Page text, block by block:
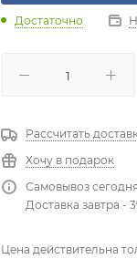
Достаточно
Рассчитать
Хочу в подарок
Самовывоз
Доставка завтра -
Цена действительна